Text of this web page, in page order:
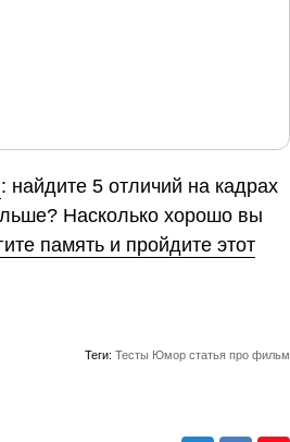
: найдите 5 отличий на кадрах
Насколько хорошо вы
память и пройдите этот
Теги: Тесты Юмор статья про фильм